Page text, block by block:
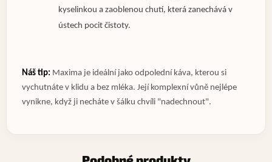
kyselinkou a zaoblenou chutí, která zanechává v
ústech pocit čistoty.
Náš tip: Maxima je ideální jako odpolední káva, kterou si
vychutnáte v klidu a bez mléka. Její komplexní vůně nejlépe
vynikne, když ji necháte v šálku chvíli "nadechnout".